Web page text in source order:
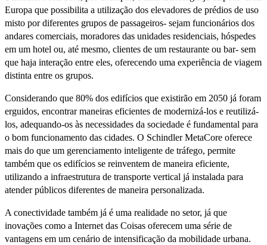
Europa que possibilita a utilização dos elevadores de prédios de uso
misto por diferentes grupos de passageiros- sejam funcionários dos
andares comerciais, moradores das unidades residenciais, hóspedes
em um hotel ou, até mesmo, clientes de um restaurante ou bar- sem
que haja interação entre eles, oferecendo uma experiência de viagem
distinta entre os grupos.
Considerando que 80% dos edifícios que existirão em 2050 já foram
erguidos, encontrar maneiras eficientes de modernizá-los e reutilizá-
los, adequando-os às necessidades da sociedade é fundamental para
o bom funcionamento das cidades. O Schindler MetaCore oferece
mais do que um gerenciamento inteligente de tráfego, permite
também que os edifícios se reinventem de maneira eficiente,
utilizando a infraestrutura de transporte vertical já instalada para
atender públicos diferentes de maneira personalizada.
A conectividade também já é uma realidade no setor, já que
inovações como a Internet das Coisas oferecem uma série de
vantagens em um cenário de intensificação da mobilidade urbana.